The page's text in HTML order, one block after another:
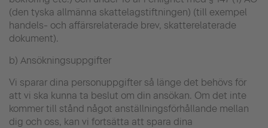
(den tyska allmänna skattelagstiftningen) (till exempel
handels- och affärsrelaterade brev, skatterelaterade
dokument).
b) Ansökningsuppgifter
Vi sparar dina personuppgifter så länge det behövs för
att vi ska kunna ta beslut om din ansökan. Om det inte
kommer till stånd något anställningsförhållande mellan
dig och oss, kan vi fortsätta att spara dina